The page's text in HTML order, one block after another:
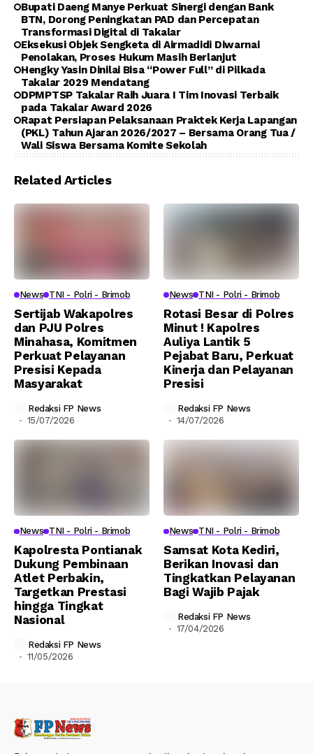
Bupati Daeng Manye Perkuat Sinergi dengan Bank
BTN, Dorong Peningkatan PAD dan Percepatan
Transformasi Digital di Takalar
Eksekusi Objek Sengketa di Airmadidi Diwarnai
Penolakan, Proses Hukum Masih Berlanjut
Hengky Yasin Dinilai Bisa “Power Full” di Pilkada
Takalar 2029 Mendatang
DPMPTSP Takalar Raih Juara I Tim Inovasi Terbaik
pada Takalar Award 2026
Rapat Persiapan Pelaksanaan Praktek Kerja Lapangan
(PKL) Tahun Ajaran 2026/2027 – Bersama Orang Tua /
Wali Siswa Bersama Komite Sekolah
Related Articles
News TNI - Polri - Brimob
Sertijab Wakapolres
dan PJU Polres
Minahasa, Komitmen
Perkuat Pelayanan
Presisi Kepada
Masyarakat
Redaksi FP News
15/07/2026
News TNI - Polri - Brimob
Rotasi Besar di Polres
Minut ! Kapolres
Auliya Lantik 5
Pejabat Baru, Perkuat
Kinerja dan Pelayanan
Presisi
Redaksi FP News
14/07/2026
News TNI - Polri - Brimob
Kapolresta Pontianak
Dukung Pembinaan
Atlet Perbakin,
Targetkan Prestasi
hingga Tingkat
Nasional
Redaksi FP News
11/05/2026
News TNI - Polri - Brimob
Samsat Kota Kediri,
Berikan Inovasi dan
Tingkatkan Pelayanan
Bagi Wajib Pajak
Redaksi FP News
17/04/2026